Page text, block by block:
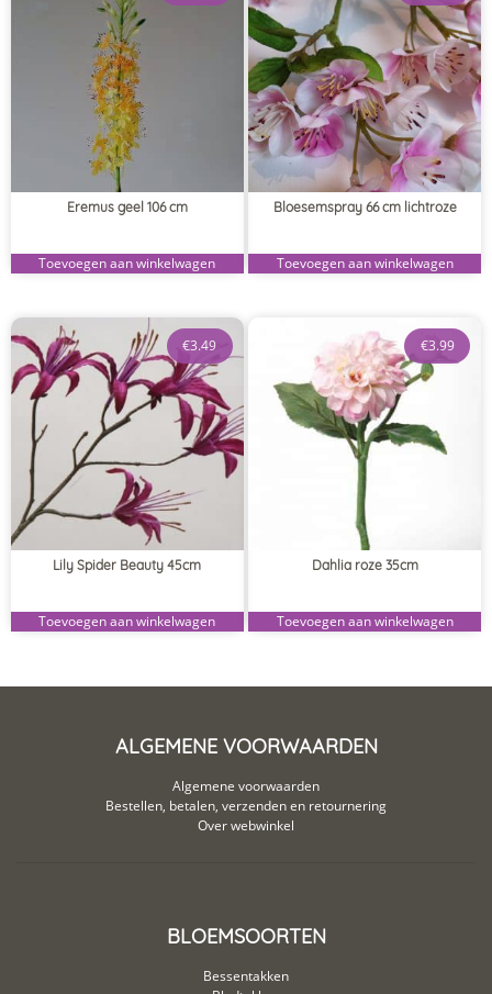
Eremus geel 106 cm
Toevoegen aan winkelwagen
Bloesemspray 66 cm lichtroze
Toevoegen aan winkelwagen
Lily Spider Beauty 45cm
€3.49
Toevoegen aan winkelwagen
Dahlia roze 35cm
€3.99
Toevoegen aan winkelwagen
ALGEMENE VOORWAARDEN
Algemene voorwaarden
Bestellen, betalen, verzenden en retournering
Over webwinkel
BLOEMSOORTEN
Bessentakken